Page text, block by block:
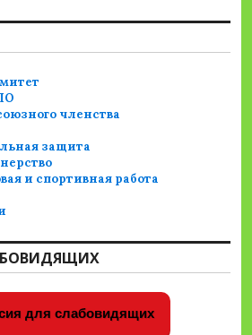
членства
защита
и спортивная работа
для слабовидящих